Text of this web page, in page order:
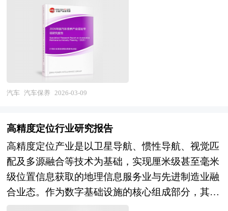
较、供需状况等，是企业了解集装箱行业市场状况
必不可少的助手。在形式上，报告以丰富的数据和
图表为主，突出文章的可读性和可视性，避免套话
和空话。报告附加了与行业相关的数据、政策法规
目录、主要企业信息及行业的大事记等，为投资者
和业界人士提供了一幅生动的行业全景图。 本研
国家商务部、国家发改委、国家经济信息中心、国
务院发展研究中心、国家海关总署、全国商业信息
中心、中国经济景气监测中心、中国行业研究网、
全国及海外相关报刊杂志的基础信息以及集装箱行
业研究单位等公布和提供的大量资料。报告对我国
进行全面的阐述和论证，对研究过程中所获取的资
料进行全面系统的整理和分析，通过图表、统计结
果及文献资料，或以纵向的发展过程，或横向类别
分析提出论点、分析论据，进行论证。报告如实地
反映客观情况，一切叙述、说明、推断、引用恰如
其分，文字、用词表达准确，概念表述科学化。报
告对行业相关各种因素进行具体调查、研究、分
变趋势以及技术标准、市场规模、潜在问题与行业
发展的症结所在，评估行业投资价值、效果效益程
度，提出建设性意见建议，为行业投资决策者和企
业经营者提供参考依据。 本研究咨询报告由中研
普华咨询公司领衔撰写，在大量周密的市场调研基
养、故障维修、钣金喷漆、轮胎服务、美容装饰、
改装升级及应急救援等多元业态，产业链条横跨零
部件制造与流通、维修设备与工具供应、技术服务
与培训、信息化平台运营及金融服务等多个领域，
具有显著的属地化服务特征、技术密集属性、安全
合规敏感及客户粘性高等特点。当前，汽车保养产
化的现代汽车服务生态深刻转型，成为扩大汽车消
服务业。 产业规划一般包括产业发展现状、产业
特征分析、产业发展目标和发展定位、产业发展重
点方向、产业空间引导和产业发展政策等。随着中
国对外开放程度的深化，经济全球化和区域化对产
汽车 汽车保养 2026-03-09
高精度定位行业研究报告
高精度定位产业是以卫星导航、惯性导航、视觉匹
配及多源融合等技术为基础，实现厘米级甚至毫米
级位置信息获取的地理信息服务业与先进制造业融
合业态。作为数字基础设施的核心组成部分，其产